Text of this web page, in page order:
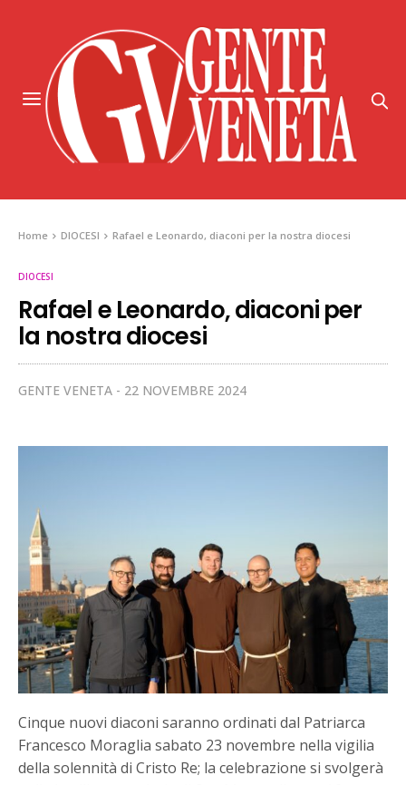
Home DIOCESI Rafael e Leonardo, diaconi per la nostra diocesi
DIOCESI
Rafael e Leonardo, diaconi per
la nostra diocesi
GENTE VENETA 22 NOVEMBRE 2024
Cinque nuovi diaconi saranno ordinati dal Patriarca
Francesco Moraglia sabato 23 novembre nella vigilia
della solennità di Cristo Re; la celebrazione si svolgerà